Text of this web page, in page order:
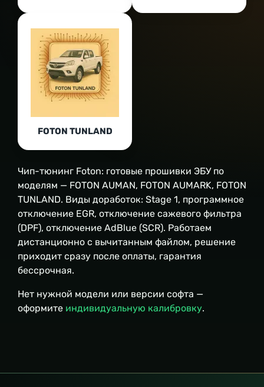
FOTON TUNLAND
Чип-тюнинг Foton: готовые прошивки ЭБУ по
моделям — FOTON AUMAN, FOTON AUMARK, FOTON
TUNLAND. Виды доработок: Stage 1, программное
отключение EGR, отключение сажевого фильтра
(DPF), отключение AdBlue (SCR). Работаем
дистанционно с вычитанным файлом, решение
приходит сразу после оплаты, гарантия
бессрочная.
Нет нужной модели или версии софта —
оформите индивидуальную калибровку.